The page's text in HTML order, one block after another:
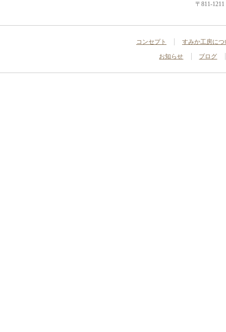
〒811-
コンセプト すみか工房につ
お知らせ ブログ